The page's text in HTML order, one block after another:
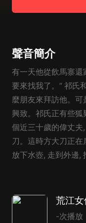
聲音簡介
有一天他從飲馬寨還
要來找我了。” 祁氏
麼朋友來拜訪他。
興致。祁氏正有些狐
個近三十歲的偉丈夫
刀。這時方大刀正
放下水壺, 走到外邊,
談話。不多時, 偉丈
數十年心高氣傲, 哪
臭 小兒, 受了挫折,
荒江女
-次播放